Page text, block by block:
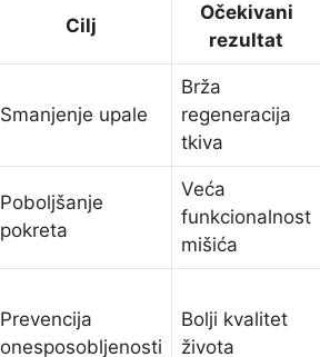
Cilj
Očekivani
rezultat
Smanjenje upale
Brža
regeneracija
tkiva
Poboljšanje
pokreta
Veća
funkcionalnost
mišića
Prevencija
onesposobljenosti
Bolji kvalitet
života